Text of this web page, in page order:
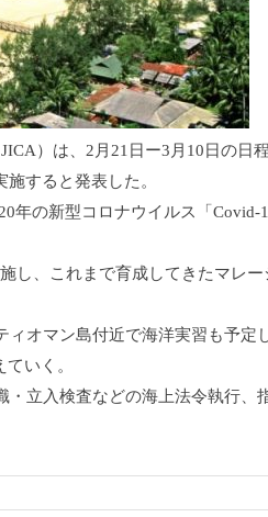
）は、2月21日ー3月10日の日
すると発表した。
年の新型コロナウイルス「Covid-
し、これまで育成してきたマレー
オマン島付近で海洋実習も予定
いく。
立入検査などの海上法令執行、